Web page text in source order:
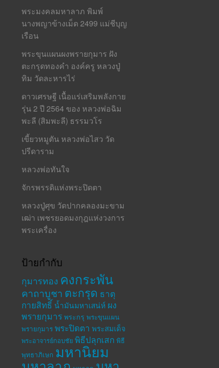
พระมงคลมหาลาภ พิมพ์
นางพญาข้างเม็ด 2499 แม่ชีบุญ
เรือน
พระขุนแผนผงพรายกุมาร ฝัง
ตะกรุดทองคำ องค์ครู หลวงปู่
ทิม วัดละหารไร่
ดาวเศรษฐี เนื้อแร่เสริมพลังกาย
รุ่น 2 ปี 2564 ของ หลวงพ่อฉิม
พะลี (สิมพะลี) ธรรมวโร
เขี้ยวหมูตัน หลวงพ่อไสว วัด
ปรีดาราม
หลวงพ่อทันใจ
จักรพรรดิแห่งพระปิดตา
หลวงปู่ศุข วัดปากคลองมะขาม
เฒ่า เพชรยอดมงกุฎแห่งวงการ
พระเครื่อง
ป้ายกำกับ
กุมารทอง คงกระพัน
คาถาบูชา ตะกรุด ธาตุ
กายสิทธิ์ น้ำมันมหาเสน่ห์ ผง
พรายกุมาร พระกรุ พระขุนแผน
พรายกุมาร พระปิดตา พระสมเด็จ
พระอาจารย์กอบชัย พิธีปลุกเสก พิธี
พุทธาภิเษก มหานิยม